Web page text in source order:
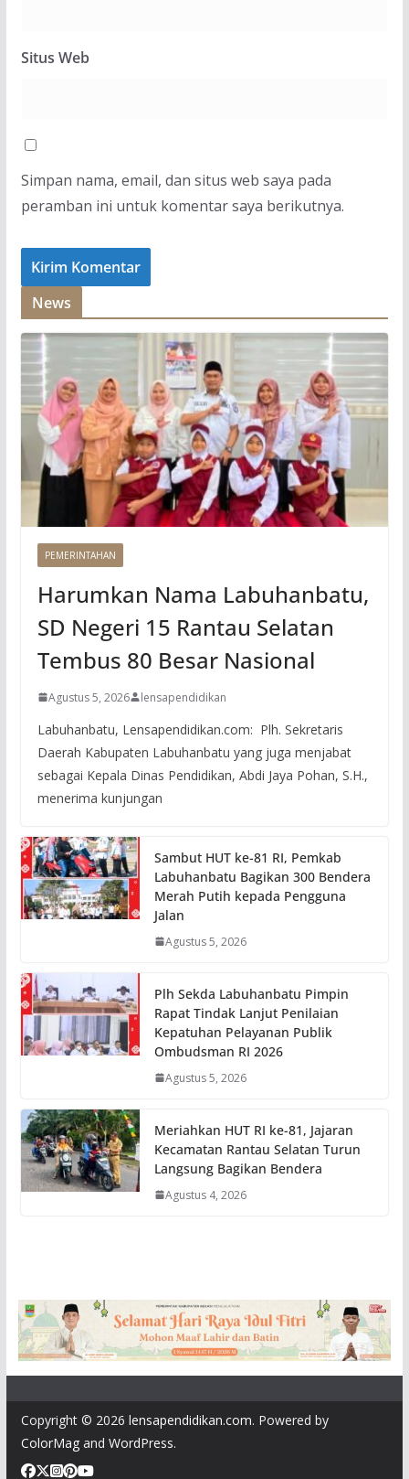
Situs Web
Simpan nama, email, dan situs web saya pada
peramban ini untuk komentar saya berikutnya.
News
PEMERINTAHAN
Harumkan Nama Labuhanbatu,
SD Negeri 15 Rantau Selatan
Tembus 80 Besar Nasional
Agustus 5, 2026 lensapendidikan
Labuhanbatu, Lensapendidikan.com: Plh. Sekretaris
Daerah Kabupaten Labuhanbatu yang juga menjabat
sebagai Kepala Dinas Pendidikan, Abdi Jaya Pohan, S.H.,
menerima kunjungan
Sambut HUT ke-81 RI, Pemkab
Labuhanbatu Bagikan 300 Bendera
Merah Putih kepada Pengguna
Jalan
Agustus 5, 2026
Plh Sekda Labuhanbatu Pimpin
Rapat Tindak Lanjut Penilaian
Kepatuhan Pelayanan Publik
Ombudsman RI 2026
Agustus 5, 2026
Meriahkan HUT RI ke-81, Jajaran
Kecamatan Rantau Selatan Turun
Langsung Bagikan Bendera
Agustus 4, 2026
Copyright © 2026 lensapendidikan.com. Powered by
ColorMagand WordPress.